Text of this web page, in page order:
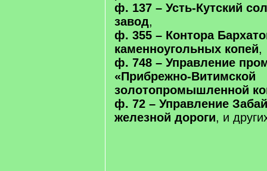
ф. 137 – Усть-Кутский
завод,
ф. 355 – Контора
каменноугольных копей,
ф. 748 – Управление
«Прибрежно-Витимской
золотопромышленной
ф. 72 – Управление
железной дороги, и